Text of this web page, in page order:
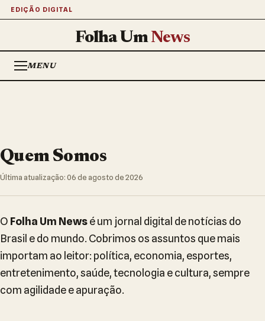
EDIÇÃO DIGITAL
Folha UmNews
MENU
Quem Somos
Última atualização: 06 de agosto de 2026
O Folha Um Newsé um jornal digital de notícias do
Brasil e do mundo. Cobrimos os assuntos que mais
importam ao leitor: política, economia, esportes,
entretenimento, saúde, tecnologia e cultura, sempre
com agilidade e apuração.